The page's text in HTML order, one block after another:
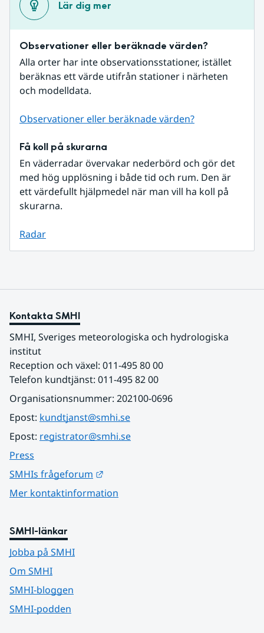
Lär dig mer
Observationer eller beräknade värden?
Alla orter har inte observationsstationer, istället
beräknas ett värde utifrån stationer i närheten
och modelldata.
Observationer eller beräknade värden?
Få koll på skurarna
En väderradar övervakar nederbörd och gör det
med hög upplösning i både tid och rum. Den är
ett värdefullt hjälpmedel när man vill ha koll på
skurarna.
Radar
Kontakta SMHI
SMHI, Sveriges meteorologiska och hydrologiska
institut
Reception och växel: 011-495 80 00
Telefon kundtjänst: 011-495 82 00
Organisationsnummer: 202100-0696
Epost: kundtjanst@smhi.se
Epost: registrator@smhi.se
Press
SMHIs frågeforum
Mer kontaktinformation
SMHI-länkar
Jobba på SMHI
Om SMHI
SMHI-bloggen
SMHI-podden